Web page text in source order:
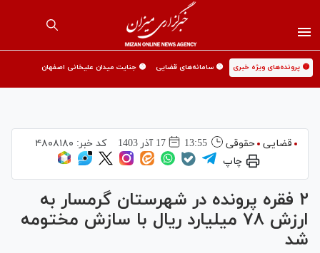
🟡 پرونده‌های ویژه خبری 🟡 سامانه‌های قضایی 🟡 جنایت میدان علیخانی اصفهان
قضایی حقوقی 13:55 17 آذر 1403 کد خبر: ۴۸۰۸۱۸۰
چاپ
۲ فقره پرونده در شهرستان گرمسار به
ارزش ۷۸ میلیارد ریال با سازش مختومه
شد